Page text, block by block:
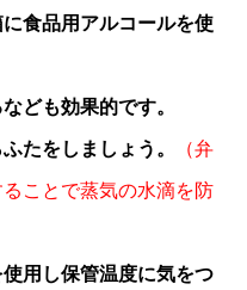
食品用アルコールを使
ども効果的です。
たをしましょう。
（弁
ことで蒸気の水滴を防
用し保管温度に気をつ